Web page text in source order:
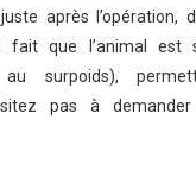
après l’opération,
fait que l’animal est
surpoids),
pas à